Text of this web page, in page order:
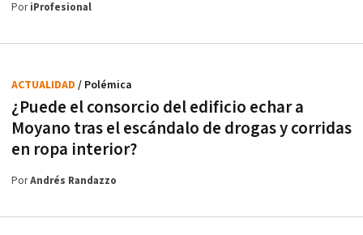
PoriProfesional
¿Puede el consorcio del edificio echar a
Moyano tras el escándalo de drogas y corridas
en ropa interior?
ACTUALIDAD / Polémica
PorAndrés Randazzo